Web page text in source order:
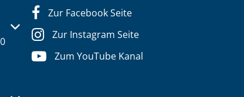
Schließzeiten auszublenden
Zur Facebook Seite
Zur Instagram Seite
Zum YouTube Kanal